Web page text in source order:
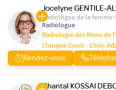
Jocelyne GENTILE-
Radiologue de la
Radiologue
Radiologie des Rives de
Clinique Conti - L'Isle-
Rendez-vous
Chantal KOSSAI